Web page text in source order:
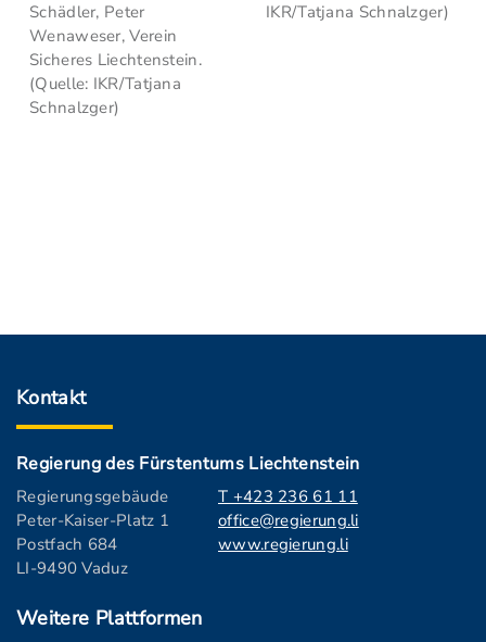
Schädler, Peter
Wenaweser, Verein
Sicheres Liechtenstein.
(Quelle: IKR/Tatjana
Schnalzger)
IKR/Tatjana Schnalzger)
Kontakt
Regierung des Fürstentums Liechtenstein
Regierungsgebäude
Peter-Kaiser-Platz 1
Postfach 684
LI-9490 Vaduz
T +423 236 61 11
office@regierung.li
www.regierung.li
Weitere Plattformen